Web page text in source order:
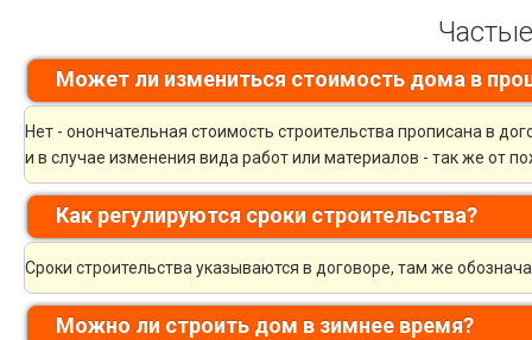
Может ли измениться стоимость дома в
Нет - онончательная стоимость строительства прописана в
и в случае изменения вида работ или материалов - так же от
Как регулируются сроки строительства?
Сроки строительства указываются в договоре, там же
Можно ли строить дом в зимнее время?